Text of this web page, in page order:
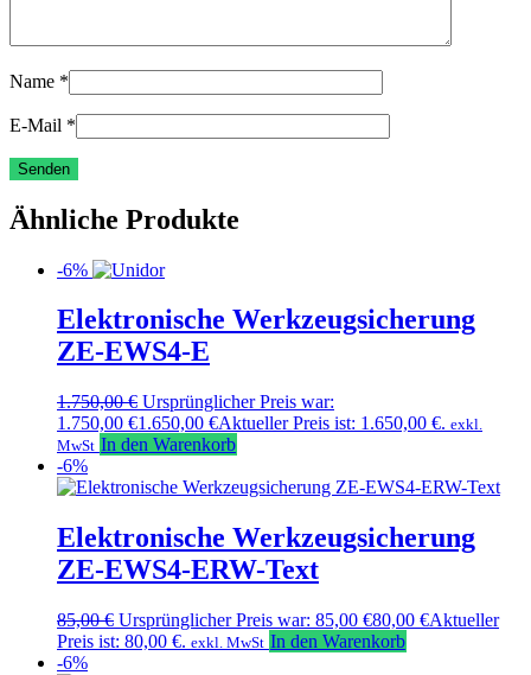
Name *
E-Mail *
Ähnliche Produkte
-6%
Elektronische Werkzeugsicherung
ZE-EWS4-E
1.750,00€ Ursprünglicher Preis war:
1.750,00 €1.650,00 €Aktueller Preis ist: 1.650,00 €. exkl.
MwSt In den Warenkorb
-6%
Elektronische Werkzeugsicherung
ZE-EWS4-ERW-Text
85,00€ Ursprünglicher Preis war: 85,00 €80,00 €Aktueller
Preis ist: 80,00 €. exkl. MwSt In den Warenkorb
-6%